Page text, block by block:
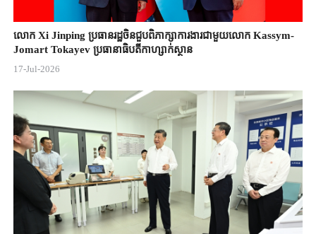
លោក Xi Jinping ប្រធានរដ្ឋចិន​ជួបពិភាក្សា​ការងារជាមួយ​លោក Kassym-
Jomart ​Tokayev ​ប្រធានាធិបតី​កាហ្សាក់ស្ថាន​
17-Jul-2026